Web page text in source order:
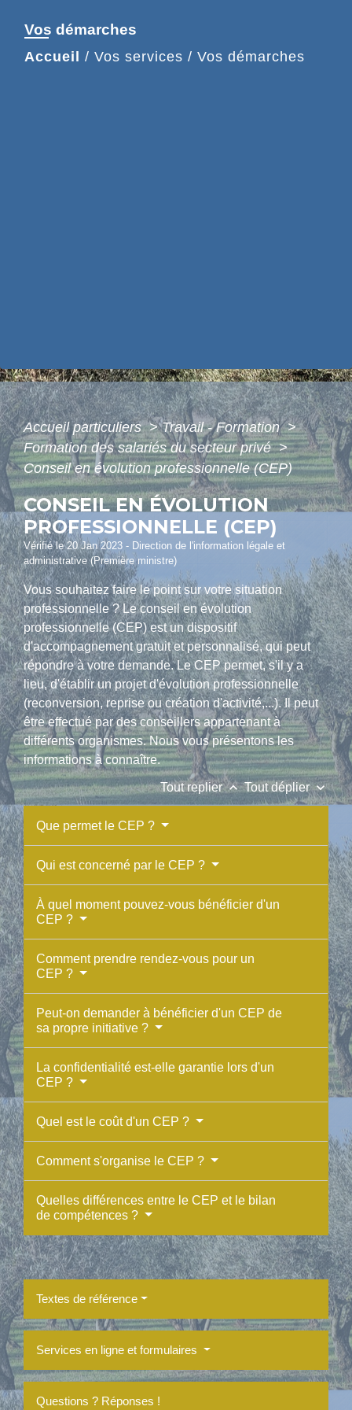
Vos démarches
Accueil / Vos services / Vos démarches
Accueil particuliers> Travail - Formation>
Formation des salariés du secteur privé>
Conseil en évolution professionnelle (CEP)
CONSEIL EN ÉVOLUTION
PROFESSIONNELLE (CEP)
Vérifié le 20 Jan 2023 - Direction de l'information légale et
administrative (Première ministre)
Vous souhaitez faire le point sur votre situation
professionnelle ? Le conseil en évolution
professionnelle (CEP) est un dispositif
d'accompagnement gratuit et personnalisé, qui peut
répondre à votre demande. Le CEP permet, s'il y a
lieu, d'établir un projet d'évolution professionnelle
(reconversion, reprise ou création d'activité,...). Il peut
être effectué par des conseillers appartenant à
différents organismes. Nous vous présentons les
informations à connaître.
Tout replierkeyboard_arrow_up Tout déplierkeyboard_arrow_down
Que permet le CEP ?
Qui est concerné par le CEP ?
À quel moment pouvez-vous bénéficier d'un
CEP ?
Comment prendre rendez-vous pour un
CEP ?
Peut-on demander à bénéficier d'un CEP de
sa propre initiative ?
La confidentialité est-elle garantie lors d'un
CEP ?
Quel est le coût d'un CEP ?
Comment s'organise le CEP ?
Quelles différences entre le CEP et le bilan
de compétences ?
Textes de référence
Services en ligne et formulaires
Questions ? Réponses !